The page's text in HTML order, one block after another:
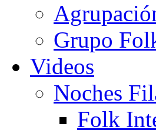
Grupo
Videos
Noches
Folk